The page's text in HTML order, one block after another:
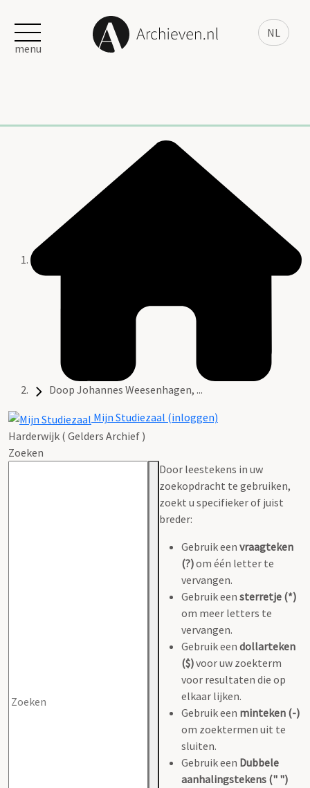
NL
menu
Doop Johannes Weesenhagen, ...
Mijn Studiezaal (inloggen)
Harderwijk ( Gelders Archief )
Zoeken
Door leestekens in uw
zoekopdracht te gebruiken,
zoekt u specifieker of juist
breder:
Gebruik een vraagteken
(?)om één letter te
vervangen.
Gebruik een sterretje (*)
om meer letters te
vervangen.
Gebruik een dollarteken
($)voor uw zoekterm
voor resultaten die op
elkaar lijken.
Gebruik een minteken (-)
om zoektermen uit te
sluiten.
Gebruik een Dubbele
aanhalingstekens (" ")